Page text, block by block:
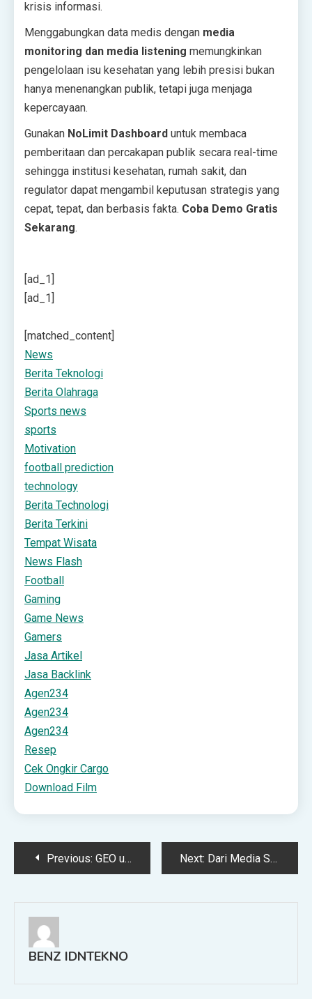
krisis informasi.
Menggabungkan data medis dengan media
monitoring dan media listening memungkinkan
pengelolaan isu kesehatan yang lebih presisi bukan
hanya menenangkan publik, tetapi juga menjaga
kepercayaan.
Gunakan NoLimit Dashboard untuk membaca
pemberitaan dan percakapan publik secara real-time
sehingga institusi kesehatan, rumah sakit, dan
regulator dapat mengambil keputusan strategis yang
cepat, tepat, dan berbasis fakta. Coba Demo Gratis
Sekarang.
[ad_1]
[ad_1]
[matched_content]
News
Berita Teknologi
Berita Olahraga
Sports news
sports
Motivation
football prediction
technology
Berita Technologi
Berita Terkini
Tempat Wisata
News Flash
Football
Gaming
Game News
Gamers
Jasa Artikel
Jasa Backlink
Agen234
Agen234
Agen234
Resep
Cek Ongkir Cargo
Download Film
PostPrevious: GEO untuk Brand Awareness: Cara Brand Muncul di Jawaban AI Next: Dari Media Sosial ke Penjualan: Pentingnya Media Monitoring bagi UMKM
BENZ IDNTEKNO